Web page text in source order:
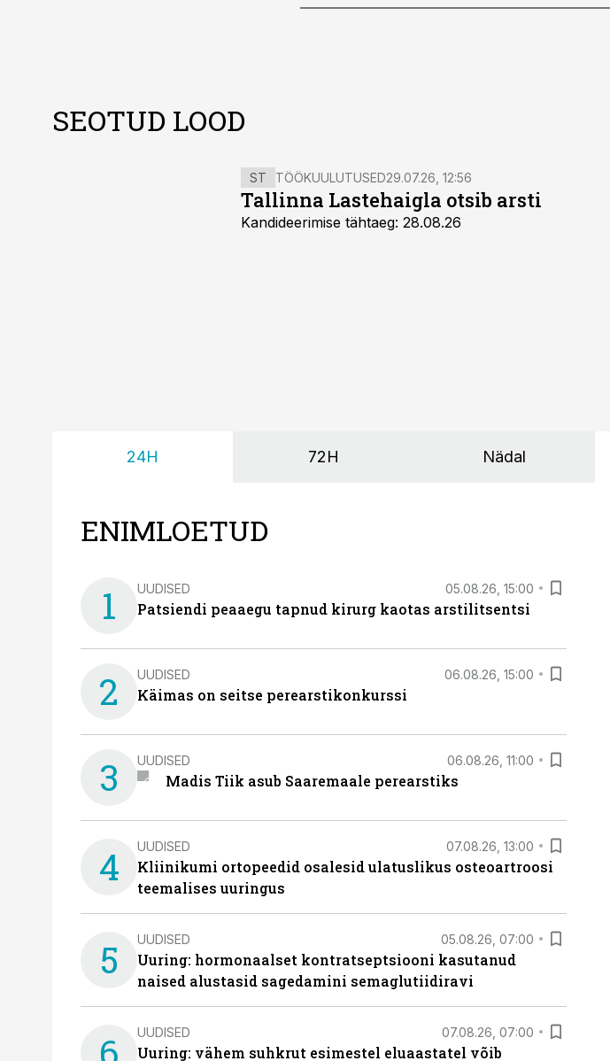
SEOTUD LOOD
ST TÖÖKUULUTUSED29.07.26, 12:56
Tallinna Lastehaigla otsib arsti
Kandideerimise tähtaeg: 28.08.26
24H 72H Nädal
ENIMLOETUD
1 UUDISED 05.08.26, 15:00
Patsiendi peaaegu tapnud kirurg kaotas arstilitsentsi
2 UUDISED 06.08.26, 15:00
Käimas on seitse perearstikonkurssi
3 UUDISED 06.08.26, 11:00
Madis Tiik asub Saaremaale perearstiks
4 UUDISED 07.08.26, 13:00
Kliinikumi ortopeedid osalesid ulatuslikus osteoartroosi
teemalises uuringus
5 UUDISED 05.08.26, 07:00
Uuring: hormonaalset kontratseptsiooni kasutanud
naised alustasid sagedamini semaglutiidiravi
UUDISED 07.08.26, 07:00
Uuring: vähem suhkrut esimestel eluaastatel võib